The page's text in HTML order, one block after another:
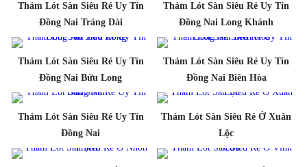
Thảm Lót Sàn Siêu Rẻ Uy Tín
Đồng Nai Trảng Dài
Thảm Lót Sàn Siêu Rẻ Uy Tín
Đồng Nai Long Khánh
Thảm Lót Sàn Siêu Rẻ Uy Tín
Đồng Nai Bửu Long
Thảm Lót Sàn Siêu Rẻ Uy Tín
Đồng Nai Biên Hòa
Thảm Lót Sàn Siêu Rẻ Uy Tín
Đồng Nai
Thảm Lót Sàn Siêu Rẻ Ở Xuân
Lộc